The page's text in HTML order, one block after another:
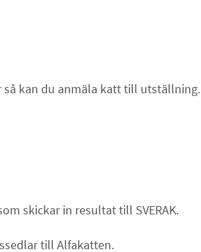
kan du anmäla katt till utställning.
skickar in resultat till SVERAK.
till Alfakatten.